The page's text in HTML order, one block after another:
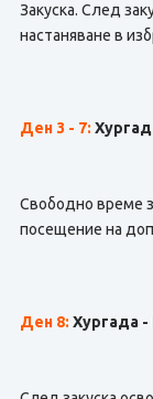
Закуска. След
настаняване в
Ден 3 - 7:
Свободно време
посещение на
Ден 8: Хургада -